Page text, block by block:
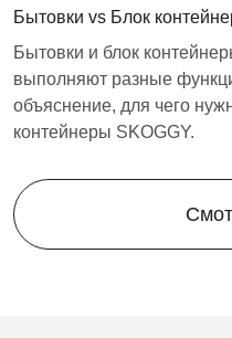
Бытовки vs Блок
Бытовки и блок
выполняют разные
объяснение, для чего
контейнеры SKOGGY.